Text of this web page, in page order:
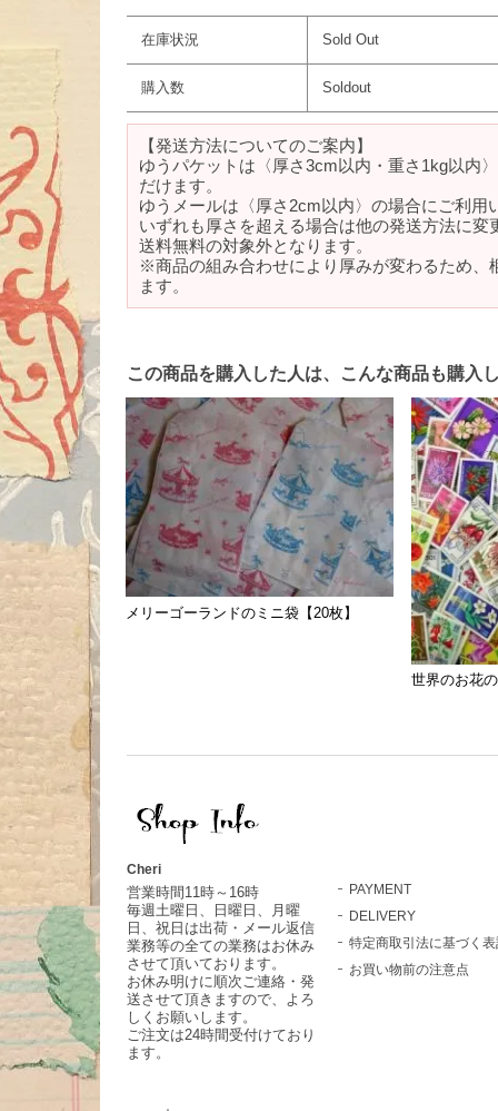
在庫状況 Sold Out
購入数 Soldout
【発送方法についてのご案内】
ゆうパケットは〈厚さ3cm以内・重さ1kg以内
だけます。
ゆうメールは〈厚さ2cm以内〉の場合にご利用
いずれも厚さを超える場合は他の発送方法に変
送料無料の対象外となります。
※商品の組み合わせにより厚みが変わるため、
ます。
この商品を購入した人は、こんな商品も購入
メリーゴーランドのミニ袋【20枚】
世界のお花
Cheri
営業時間11時～16時
毎週土曜日、日曜日、月曜
日、祝日は出荷・メール返信
業務等の全ての業務はお休み
させて頂いております。
お休み明けに順次ご連絡・発
送させて頂きますので、よろ
しくお願いします。
ご注文は24時間受付けており
ます。
PAYMENT
DELIVERY
特定商取引法に基づく
お買い物前の注意点